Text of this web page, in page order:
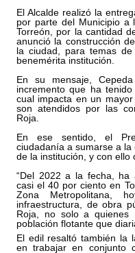
El Alcalde realizó la
por parte del Municipio a
Torreón, por la cantidad
anunció la construcción
la ciudad, para temas
benemérita institución.
En su mensaje,
incremento que ha
cual impacta en un
son atendidos por las
Roja.
En ese sentido, el
ciudadanía a sumarse a
de la institución, y con ello
“Del 2022 a la fecha, ha
casi el 40 por ciento en
Zona Metropolitana,
infraestructura, de obra
Roja, no solo a
población flotante que
El edil resaltó también la
en trabajar en conjunto